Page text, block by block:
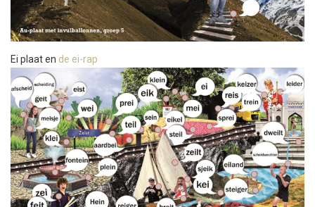
Ei plaat en de ei-rap